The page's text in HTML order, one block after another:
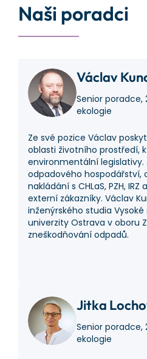
Naši poradci
Václav
Senior poradce,
ekologie
Ze své pozice Václav
oblasti životního prostředí,
environmentální
odpadového hospodářství,
nakládání s CHLaS, PZH,
externí zákazníky. Václav
inženýrského studia
univerzity Ostrava v oboru
zneškodňování odpadů.
Jitka
Senior poradce,
ekologie